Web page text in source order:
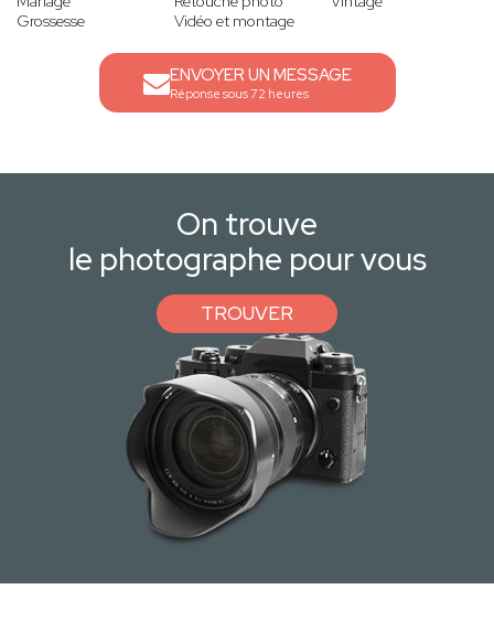
Grossesse
Vidéo et montage
ENVOYER UN MESSAGE
Réponse sous 72 heures
On trouve
le photographe pour vous
TROUVER